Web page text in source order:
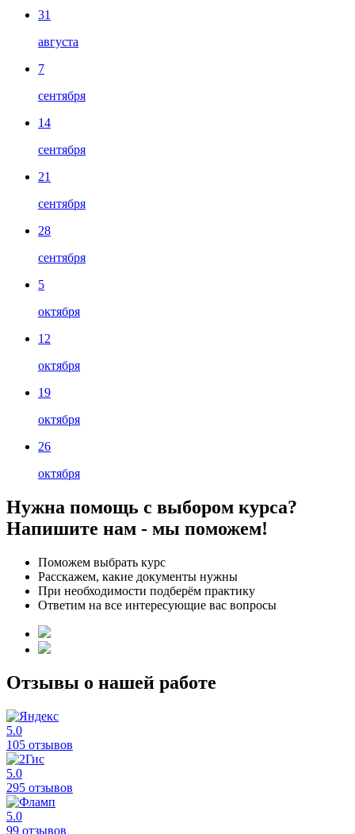
31
августа
7
сентября
14
сентября
21
сентября
28
сентября
5
октября
12
октября
19
октября
26
октября
Нужна помощь с выбором курса?
Напишите нам - мы поможем!
Поможем выбрать курс
Расскажем, какие документы нужны
При необходимости подберём практику
Ответим на все интересующие вас вопросы
Отзывы о нашей работе
5.0
105 отзывов
5.0
295 отзывов
5.0
99 отзывов